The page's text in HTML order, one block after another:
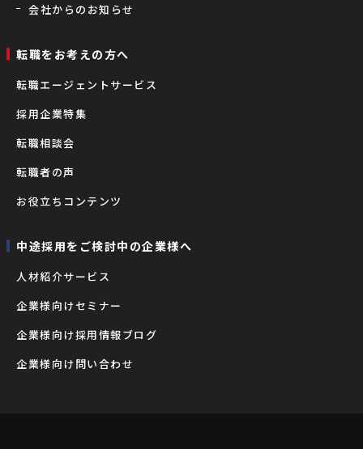
会社からのお知らせ
転職をお考えの⽅へ
転職エージェントサービス
採用企業特集
転職相談会
転職者の声
お役立ちコンテンツ
中途採用をご検討中の企業様へ
⼈材紹介サービス
企業様向けセミナー
企業様向け採用情報ブログ
企業様向け問い合わせ